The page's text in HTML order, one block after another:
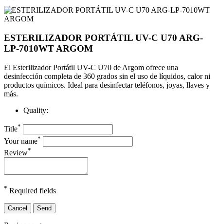
ESTERILIZADOR PORTÁTIL UV-C U70 ARG-
LP-7010WT ARGOM
El Esterilizador Portátil UV-C U70 de Argom ofrece una
desinfección completa de 360 grados sin el uso de líquidos, calor ni
productos químicos. Ideal para desinfectar teléfonos, joyas, llaves y
más.
Quality:
Title*
Your name*
Review*
* Required fields
Cancel Send